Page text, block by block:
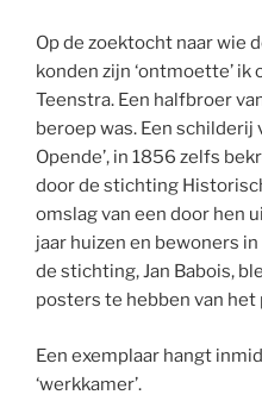
Op de zoektocht naar wie
konden zijn ‘ontmoette’ ik
Teenstra. Een halfbroer
beroep was. Een schilderij
Opende’, in 1856 zelfs
door de stichting
omslag van een door hen
jaar huizen en bewoners
de stichting, Jan Babois,
posters te hebben van
Een exemplaar hangt
‘werkkamer’.